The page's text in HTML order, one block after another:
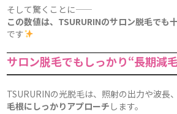
そして驚くことに――
この数値は、TSURURINのサロン脱毛でも
です
サロン脱毛でもしっかり“長期減
TSURURINの光脱毛は、照射の出力や波長
毛根にしっかりアプローチ します。